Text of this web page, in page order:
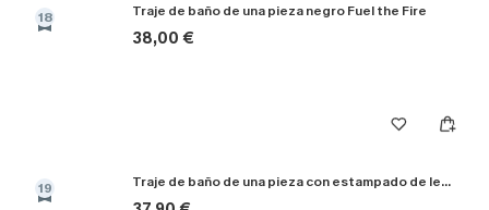
18 Traje de baño de una pieza negro Fuel the Fire
38,00 €
19 Traje de baño de una pieza con estampado de leopardo "En una aventura"